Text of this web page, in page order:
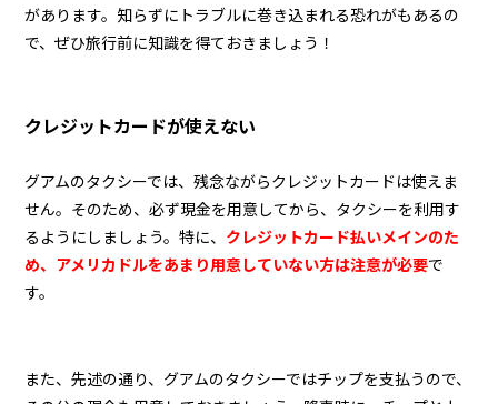
があります。知らずにトラブルに巻き込まれる恐れがもあるの
で、ぜひ旅行前に知識を得ておきましょう！
クレジットカードが使えない
グアムのタクシーでは、残念ながらクレジットカードは使えま
せん。そのため、必ず現金を用意してから、タクシーを利用す
るようにしましょう。特に、 クレジットカード払いメインのた
め、 アメリカドルをあまり用意していない方は注意が必要で
す。
また、先述の通り、グアムのタクシーではチップを支払うので、